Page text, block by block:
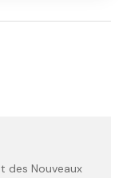
des Nouveaux